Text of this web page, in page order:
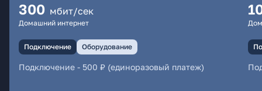
300 мбит/сек
Домашний интернет
Подключение Оборудование
Подключение - 500 ₽ (единоразовый платеж)